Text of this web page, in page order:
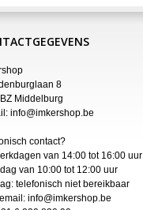
8
Middelburg
info@imkershop.be
contact?
van 14:00 tot 16:00 uur
van 10:00 tot 12:00 uur
telefonisch niet bereikbaar
info@imkershop.be